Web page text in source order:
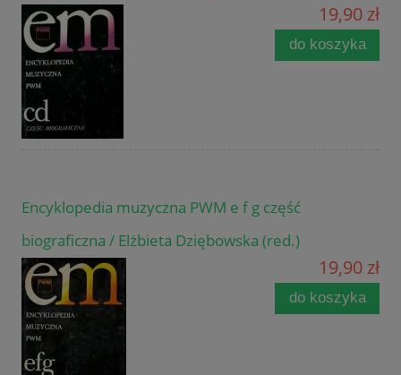
19,90 zł
do koszyka
Encyklopedia muzyczna PWM e f g część
biograficzna / Elżbieta Dziębowska (red.)
19,90 zł
do koszyka